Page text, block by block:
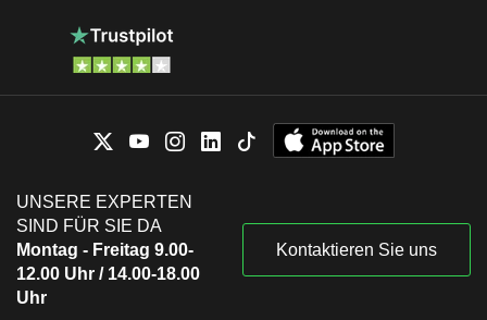
UNSERE EXPERTEN
SIND FÜR SIE DA
Montag - Freitag 9.00-
12.00 Uhr / 14.00-18.00
Uhr
Kontaktieren Sie uns